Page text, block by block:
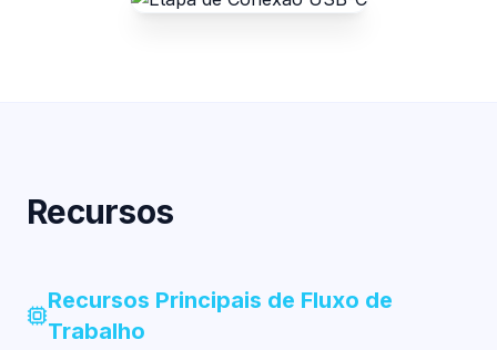
Recursos
Recursos Principais de Fluxo de
Trabalho